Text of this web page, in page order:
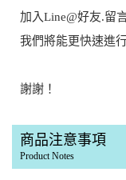
加入Line@好友.留
我們將能更快速進
謝謝！
商品注意事項
Product Notes